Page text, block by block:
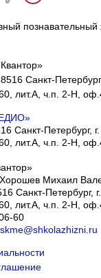
познавательный
Санкт-
лит.А, ч.п. 2-Н,
Санкт-Петербург,
лит.А, ч.п. 2-Н,
Михаил
Санкт-Петербург,
лит.А, ч.п. 2-Н,
60